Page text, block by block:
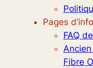
Pages
FAQ
Fibre